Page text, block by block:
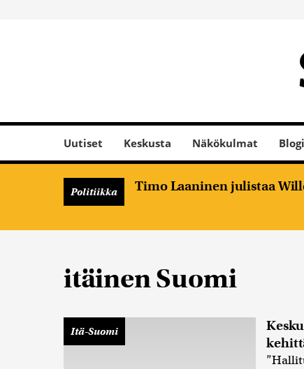
Uutiset Keskusta Näkökulmat
Politiikka Timo Laaninen julistaa
itäinen Suomi
Itä-Suomi